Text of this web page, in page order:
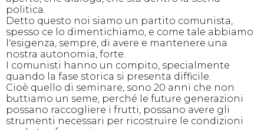
politica.
Detto questo noi siamo un partito comunista,
spesso ce lo dimentichiamo, e come tale abbiamo
l'esigenza, sempre, di avere e mantenere una
nostra autonomia, forte.
I comunisti hanno un compito, specialmente
quando la fase storica si presenta difficile.
Cioè quello di seminare, sono 20 anni che non
buttiamo un seme, perché le future generazioni
possano raccogliere i frutti, possano avere gli
strumenti necessari per ricostruire le condizioni